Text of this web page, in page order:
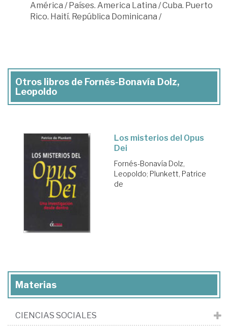
América /Países. America Latina /Cuba. Puerto
Rico. Haití. República Dominicana /
Otros libros de Fornés-Bonavía Dolz,
Leopoldo
Los misterios del Opus
Dei
Fornés-Bonavía Dolz,
Leopoldo; Plunkett, Patrice
de
Materias
CIENCIAS SOCIALES